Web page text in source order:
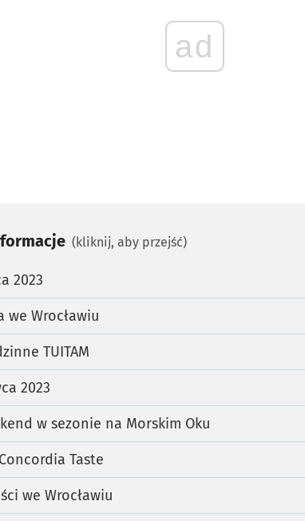
ad
(kliknij, aby przejść)
2023
we Wrocławiu
TUITAM
2023
w sezonie na Morskim Oku
Taste
we Wrocławiu